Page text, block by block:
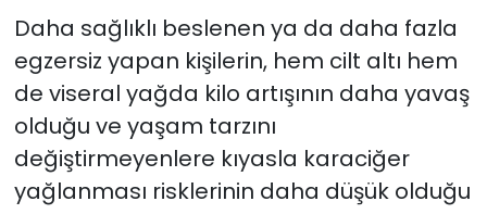
Daha sağlıklı beslenen ya da daha fazla
egzersiz yapan kişilerin, hem cilt altı hem
de viseral yağda kilo artışının daha yavaş
olduğu ve yaşam tarzını
değiştirmeyenlere kıyasla karaciğer
yağlanması risklerinin daha düşük olduğu